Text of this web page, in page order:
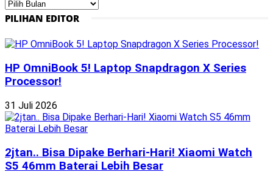
Arsip
PILIHAN EDITOR
HP OmniBook 5! Laptop Snapdragon X Series
Processor!
31 Juli 2026
2jtan.. Bisa Dipake Berhari-Hari! Xiaomi Watch
S5 46mm Baterai Lebih Besar